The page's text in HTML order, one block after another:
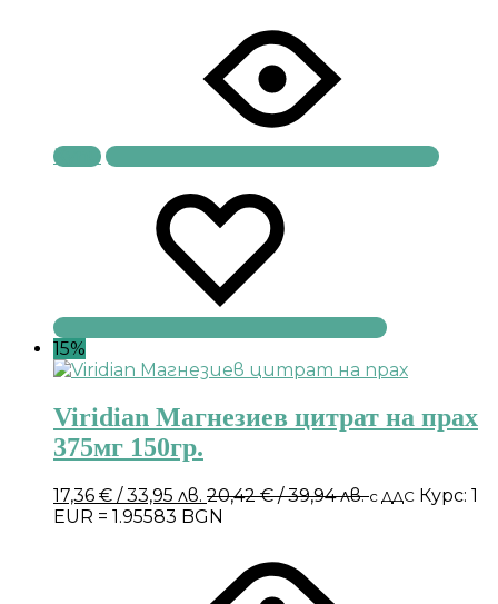
Купи
15%
Viridian Магнезиев цитрат на прах
375мг 150гр.
17,36 € / 33,95 лв. 20,42€/ 39,94 лв.с ДДС Курс: 1
EUR = 1.95583 BGN